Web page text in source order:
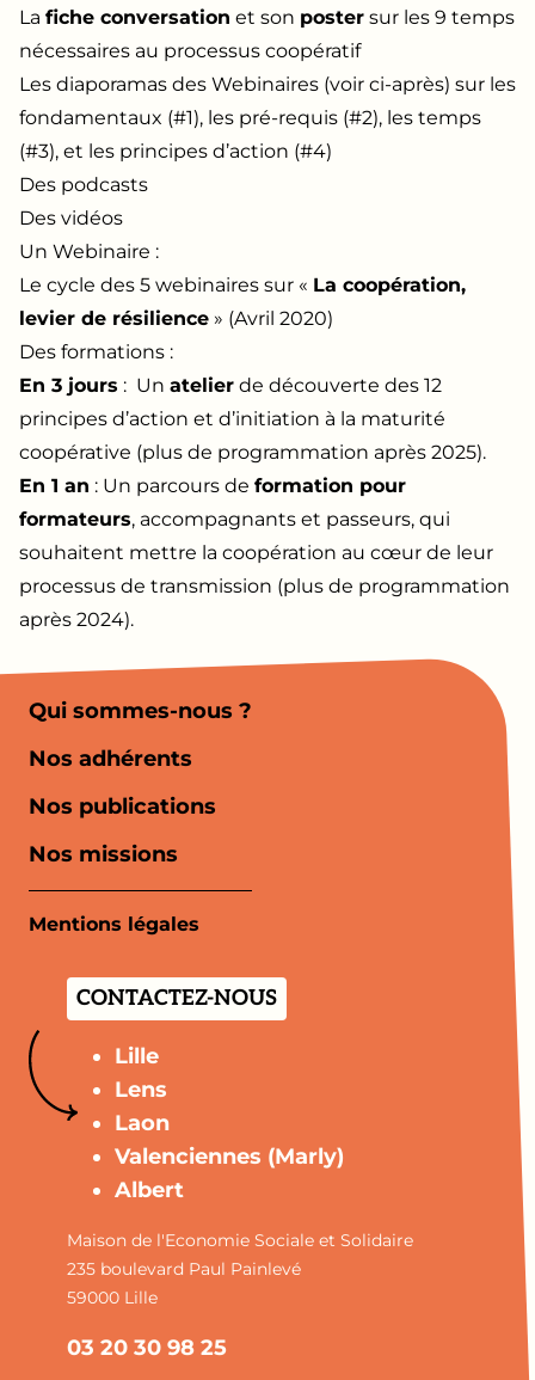
La fiche conversation et son poster sur les 9 temps
nécessaires au processus coopératif
Les diaporamas des Webinaires (voir ci-après) sur les
fondamentaux (#1), les pré-requis (#2), les temps
(#3), et les principes d’action (#4)
Des podcasts
Des vidéos
Un Webinaire :
Le cycle des 5 webinaires sur « La coopération,
levier de résilience » (Avril 2020)
Des formations :
En 3 jours : Un atelier de découverte des 12
principes d’action et d’initiation à la maturité
coopérative (plus de programmation après 2025).
En 1 an : Un parcours de formation pour
formateurs, accompagnants et passeurs, qui
souhaitent mettre la coopération au cœur de leur
processus de transmission (plus de programmation
après 2024).
Qui sommes-nous ?
Nos adhérents
Nos publications
Nos missions
Mentions légales
CONTACTEZ-NOUS
Lille
Lens
Laon
Valenciennes (Marly)
Albert
Maison de l'Economie Sociale et Solidaire
235 boulevard Paul Painlevé
59000 Lille
03 20 30 98 25